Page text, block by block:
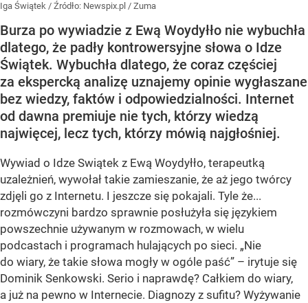
Iga Świątek / Źródło: Newspix.pl / Zuma
Burza po wywiadzie z Ewą Woydyłło nie wybuchła
dlatego, że padły kontrowersyjne słowa o Idze
Świątek. Wybuchła dlatego, że coraz częściej
za ekspercką analizę uznajemy opinie wygłaszane
bez wiedzy, faktów i odpowiedzialności. Internet
od dawna premiuje nie tych, którzy wiedzą
najwięcej, lecz tych, którzy mówią najgłośniej.
Wywiad o Idze Swiątek z Ewą Woydyłło, terapeutką
uzależnień, wywołał takie zamieszanie, że aż jego twórcy
zdjęli go z Internetu. I jeszcze się pokajali. Tyle że...
rozmówczyni bardzo sprawnie posłużyła się językiem
powszechnie używanym w rozmowach, w wielu
podcastach i programach hulających po sieci. „Nie
do wiary, że takie słowa mogły w ogóle paść” – irytuje się
Dominik Senkowski. Serio i naprawdę? Całkiem do wiary,
a już na pewno w Internecie. Diagnozy z sufitu? Wyżywanie